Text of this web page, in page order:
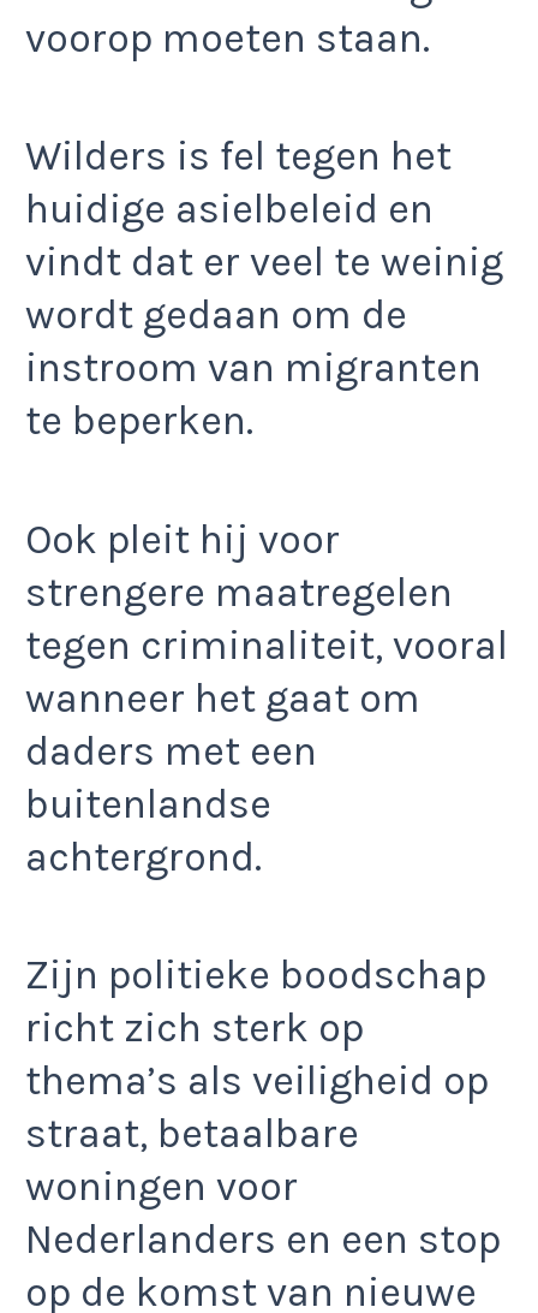
voorop moeten staan.
Wilders is fel tegen het
huidige asielbeleid en
vindt dat er veel te weinig
wordt gedaan om de
instroom van migranten
te beperken.
Ook pleit hij voor
strengere maatregelen
tegen criminaliteit, vooral
wanneer het gaat om
daders met een
buitenlandse
achtergrond.
Zijn politieke boodschap
richt zich sterk op
thema’s als veiligheid op
straat, betaalbare
woningen voor
Nederlanders en een stop
op de komst van nieuwe